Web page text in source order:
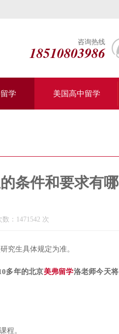
咨询热线
18510803986
学 美国高中留学
条件和要求有哪
：1471542 次
究生具体规定为准。
多年的北京美弗留学洛老师今天将
程。